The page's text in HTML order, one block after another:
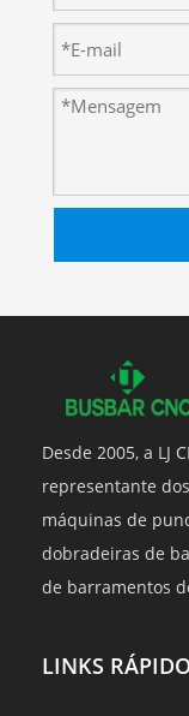
Desde 2005, a LJ
representante
máquinas de
dobradeiras de
de barramentos
LINKS